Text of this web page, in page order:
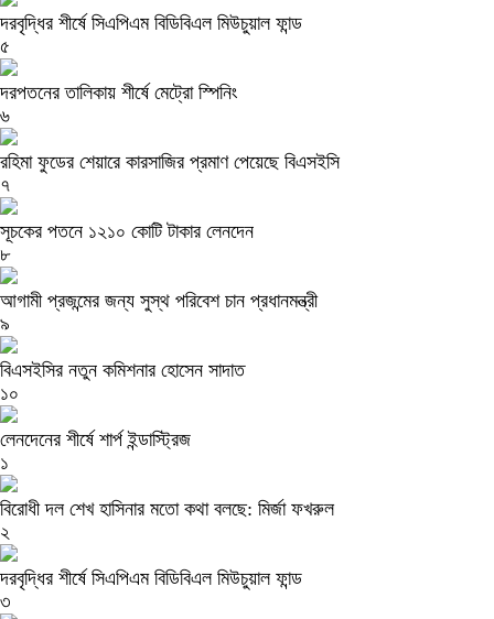
দরবৃদ্ধির শীর্ষে সিএপিএম বিডিবিএল মিউচুয়াল ফান্ড
৫
দরপতনের তালিকায় শীর্ষে মেট্রো স্পিনিং
৬
রহিমা ফুডের শেয়ারে কারসাজির প্রমাণ পেয়েছে বিএসইসি
৭
সূচকের পতনে ১২১০ কোটি টাকার লেনদেন
৮
আগামী প্রজন্মের জন্য সুস্থ পরিবেশ চান প্রধানমন্ত্রী
৯
বিএসইসির নতুন কমিশনার হোসেন সাদাত
১০
লেনদেনের শীর্ষে শার্প ইন্ডাস্ট্রিজ
১
বিরোধী দল শেখ হাসিনার মতো কথা বলছে: মির্জা ফখরুল
২
দরবৃদ্ধির শীর্ষে সিএপিএম বিডিবিএল মিউচুয়াল ফান্ড
৩